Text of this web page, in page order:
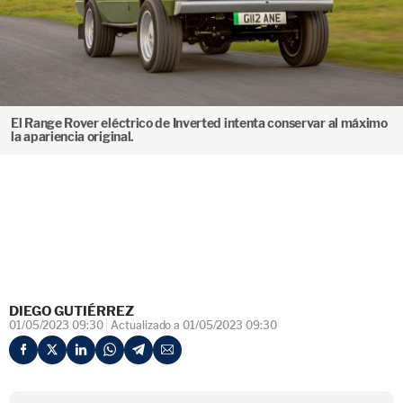
El Range Rover eléctrico de Inverted intenta conservar al máximo
la apariencia original.
DIEGO GUTIÉRREZ
01/05/2023 09:30 Actualizado a 01/05/2023 09:30